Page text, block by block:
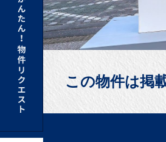
この物件は掲